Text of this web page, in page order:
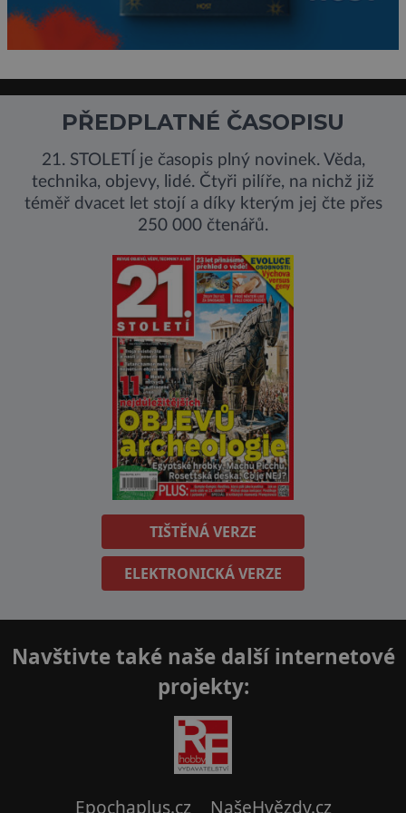
PŘEDPLATNÉ ČASOPISU
21. STOLETÍ je časopis plný novinek. Věda,
technika, objevy, lidé. Čtyři pilíře, na nichž již
téměř dvacet let stojí a díky kterým jej čte přes
250 000 čtenářů.
TIŠTĚNÁ VERZE
ELEKTRONICKÁ VERZE
Navštivte také naše další internetové
projekty:
Epochaplus.cz NašeHvězdy.cz